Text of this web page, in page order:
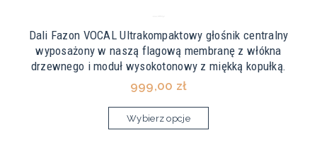
Dali Fazon VOCAL Ultrakompaktowy głośnik centralny
wyposażony w naszą flagową membranę z włókna
drzewnego i moduł wysokotonowy z miękką kopułką.
999,00 zł
Wybierz opcje